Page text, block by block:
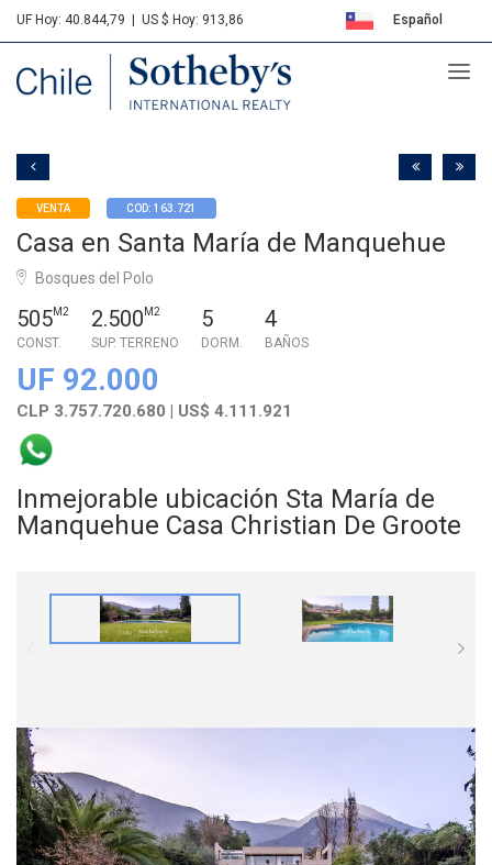
UF Hoy: 40.844,79 US $ Hoy: 913,86 Español
Sotheby's
VENTA COD: 163.721
Casa en Santa María de Manquehue
Bosques del Polo
505M2
CONST.
2.500 M2
SUP. TERRENO
5
DORM.
4
BAÑOS
UF 92.000
CLP 3.757.720.680 | US$ 4.111.921
Inmejorable ubicación Sta María de
Manquehue Casa Christian De Groote